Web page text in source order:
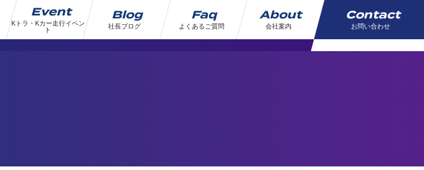
Event
Kトラ・Kカー走行イベン
ト
Blog
社長ブログ
Faq
よくあるご質問
About
会社案内
Contact
お問い合わせ